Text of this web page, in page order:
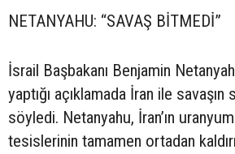
NETANYAHU: “SAVAŞ BİTMEDİ”
İsrail Başbakanı Benjamin
yaptığı açıklamada İran ile
söyledi. Netanyahu, İran’ın
tesislerinin tamamen ortadan